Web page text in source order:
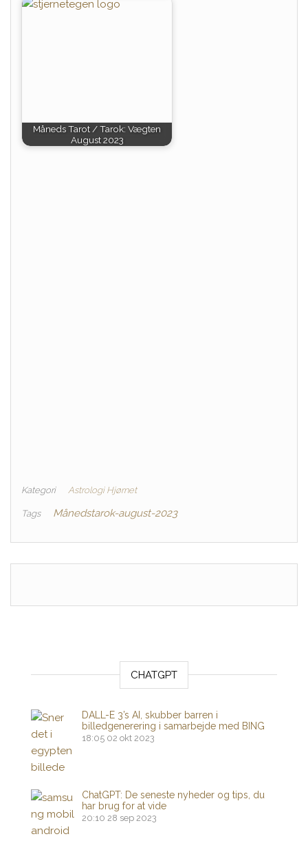
Måneds Tarot / Tarok: Vægten
August 2023
Kategori Astrologi Hjørnet
Tags Månedstarok-august-2023
CHATGPT
DALL-E 3’s AI, skubber barren i
billedgenerering i samarbejde med BING
18:05 02 okt 2023
ChatGPT: De seneste nyheder og tips, du
har brug for at vide
20:10 28 sep 2023